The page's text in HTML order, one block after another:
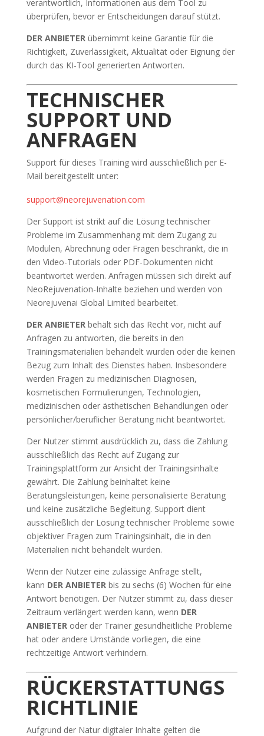
verantwortlich, Informationen aus dem Tool zu
überprüfen, bevor er Entscheidungen darauf stützt.
DER ANBIETER übernimmt keine Garantie für die
Richtigkeit, Zuverlässigkeit, Aktualität oder Eignung der
durch das KI-Tool generierten Antworten.
TECHNISCHER
SUPPORT UND
ANFRAGEN
Support für dieses Training wird ausschließlich per E-
Mail bereitgestellt unter:
support@neorejuvenation.com
Der Support ist strikt auf die Lösung technischer
Probleme im Zusammenhang mit dem Zugang zu
Modulen, Abrechnung oder Fragen beschränkt, die in
den Video-Tutorials oder PDF-Dokumenten nicht
beantwortet werden. Anfragen müssen sich direkt auf
NeoRejuvenation-Inhalte beziehen und werden von
Neorejuvenai Global Limited bearbeitet.
DER ANBIETER behält sich das Recht vor, nicht auf
Anfragen zu antworten, die bereits in den
Trainingsmaterialien behandelt wurden oder die keinen
Bezug zum Inhalt des Dienstes haben. Insbesondere
werden Fragen zu medizinischen Diagnosen,
kosmetischen Formulierungen, Technologien,
medizinischen oder ästhetischen Behandlungen oder
persönlicher/beruflicher Beratung nicht beantwortet.
Der Nutzer stimmt ausdrücklich zu, dass die Zahlung
ausschließlich das Recht auf Zugang zur
Trainingsplattform zur Ansicht der Trainingsinhalte
gewährt. Die Zahlung beinhaltet keine
Beratungsleistungen, keine personalisierte Beratung
und keine zusätzliche Begleitung. Support dient
ausschließlich der Lösung technischer Probleme sowie
objektiver Fragen zum Trainingsinhalt, die in den
Materialien nicht behandelt wurden.
Wenn der Nutzer eine zulässige Anfrage stellt,
kann DER ANBIETER bis zu sechs (6) Wochen für eine
Antwort benötigen. Der Nutzer stimmt zu, dass dieser
Zeitraum verlängert werden kann, wenn DER
ANBIETER oder der Trainer gesundheitliche Probleme
hat oder andere Umstände vorliegen, die eine
rechtzeitige Antwort verhindern.
RÜCKERSTATTUNGS
RICHTLINIE
Aufgrund der Natur digitaler Inhalte gelten die